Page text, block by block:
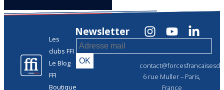
Les
clubs FFI
Le Blog
FFI
Boutique
6 rue Muller – Paris,
France
Newsletter